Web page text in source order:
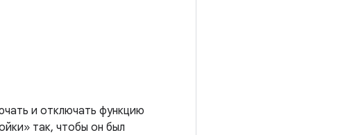
и отключать функцию
так, чтобы он был